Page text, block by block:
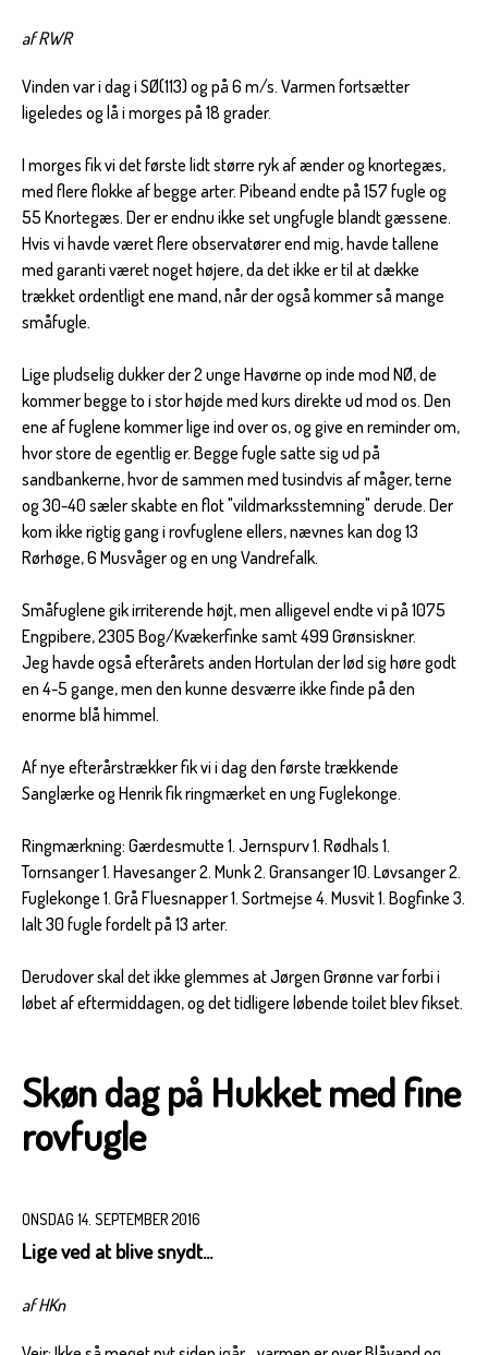
af RWR
Vinden var i dag i SØ(113) og på 6 m/s. Varmen fortsætter
ligeledes og lå i morges på 18 grader.
I morges fik vi det første lidt større ryk af ænder og knortegæs,
med flere flokke af begge arter. Pibeand endte på 157 fugle og
55 Knortegæs. Der er endnu ikke set ungfugle blandt gæssene.
Hvis vi havde været flere observatører end mig, havde tallene
med garanti været noget højere, da det ikke er til at dække
trækket ordentligt ene mand, når der også kommer så mange
småfugle.
Lige pludselig dukker der 2 unge Havørne op inde mod NØ, de
kommer begge to i stor højde med kurs direkte ud mod os. Den
ene af fuglene kommer lige ind over os, og give en reminder om,
hvor store de egentlig er. Begge fugle satte sig ud på
sandbankerne, hvor de sammen med tusindvis af måger, terne
og 30-40 sæler skabte en flot "vildmarksstemning" derude. Der
kom ikke rigtig gang i rovfuglene ellers, nævnes kan dog 13
Rørhøge, 6 Musvåger og en ung Vandrefalk.
Småfuglene gik irriterende højt, men alligevel endte vi på 1075
Engpibere, 2305 Bog/Kvækerfinke samt 499 Grønsiskner.
Jeg havde også efterårets anden Hortulan der lød sig høre godt
en 4-5 gange, men den kunne desværre ikke finde på den
enorme blå himmel.
Af nye efterårstrækker fik vi i dag den første trækkende
Sanglærke og Henrik fik ringmærket en ung Fuglekonge.
Ringmærkning: Gærdesmutte 1. Jernspurv 1. Rødhals 1.
Tornsanger 1. Havesanger 2. Munk 2. Gransanger 10. Løvsanger 2.
Fuglekonge 1. Grå Fluesnapper 1. Sortmejse 4. Musvit 1. Bogfinke 3.
Ialt 30 fugle fordelt på 13 arter.
Derudover skal det ikke glemmes at Jørgen Grønne var forbi i
løbet af eftermiddagen, og det tidligere løbende toilet blev fikset.
Skøn dag på Hukket med fine
rovfugle
ONSDAG 14. SEPTEMBER 2016
Lige ved at blive snydt...
af HKn